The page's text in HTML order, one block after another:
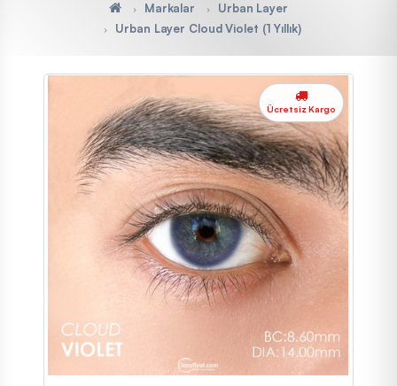
Markalar
Urban Layer
Urban Layer Cloud Violet (1 Yıllık)
Ücretsiz Kargo